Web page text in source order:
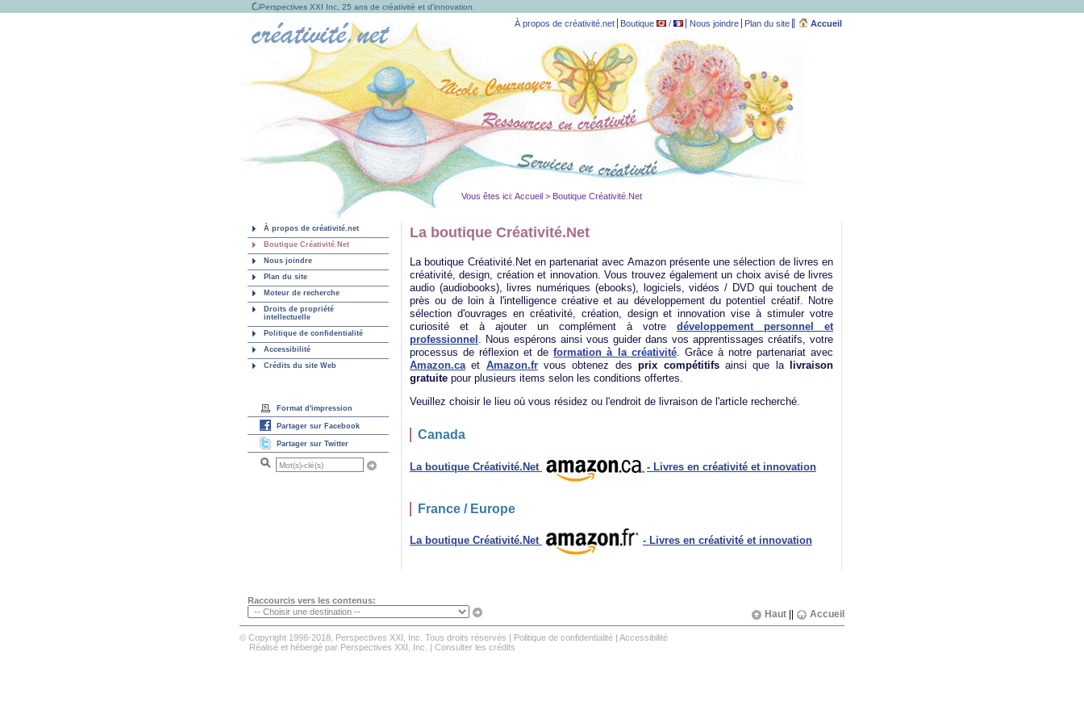
Perspectives XXI Inc, 25 ans de créativité et d'innovation.
À propos de créativité.net Boutique / Nous joindre Plan du site Accueil
Vous êtes ici: Accueil > Boutique Créativité.Net
À propos de créativité.net
Boutique Créativité.Net
Nous joindre
Plan du site
Moteur de recherche
Droits de propriété
intellectuelle
Politique de confidentialité
Accessibilité
Crédits du site Web
Format d'impression
Partager sur Facebook
Partager sur Twitter
La boutique Créativité.Net
La boutique Créativité.Net en partenariat avec Amazon présente une sélection de livres en
créativité, design, création et innovation. Vous trouvez également un choix avisé de livres
audio (audiobooks), livres numériques (ebooks), logiciels, vidéos / DVD qui touchent de
près ou de loin à l'intelligence créative et au développement du potentiel créatif. Notre
sélection d'ouvrages en créativité, création, design et innovation vise à stimuler votre
curiosité et à ajouter un complément à votre développement personnel et
professionnel . Nous espérons ainsi vous guider dans vos apprentissages créatifs, votre
processus de réflexion et deformation à la créativité. Grâce à notre partenariat avec
Amazon.caet Amazon.frvous obtenez desprix compétitifsainsi que la
livraison
gratuite pour plusieurs items selon les conditions offertes.
Veuillez choisir le lieu où vous résidez ou l'endroit de livraison de l'article recherché.
Canada
La boutique Créativité.Net - Livres en créativité et innovation
France / Europe
La boutique Créativité.Net - Livres en créativité et innovation
Raccourcis vers les contenus:
Haut || Accueil
© Copyright 1998-2018, Perspectives XXI, Inc. Tous droits réservés | Politique de confidentialité | Accessibilité
Réalisé et hébergé par Perspectives XXI, Inc. | Consulter les crédits